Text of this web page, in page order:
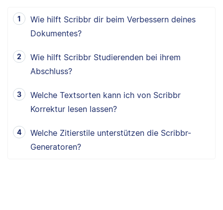
Wie hilft Scribbr dir beim Verbessern deines
Dokumentes?
Wie hilft Scribbr Studierenden bei ihrem
Abschluss?
Welche Textsorten kann ich von Scribbr
Korrektur lesen lassen?
Welche Zitierstile unterstützen die Scribbr-
Generatoren?